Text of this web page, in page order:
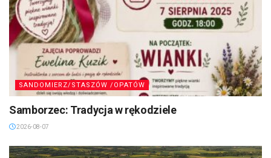
SANDOMIERZ/STASZÓW /OPATÓW
Samborzec: Tradycja w rękodziele
2026-08-07